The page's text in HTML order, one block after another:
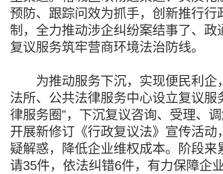
预防、跟踪问效为抓手，创新推行行
制，全力推动涉企纠纷案结事了、政
复议服务筑牢营商环境法治防线。
为推动服务下沉，实现便民利企
法所、公共法律服务中心设立复议服
律服务圈”，下沉复议咨询、受理、
开展新修订《行政复议法》宣传活动
疑解惑，降低企业维权成本。阶段来
请35件，依法纠错6件，有力保障企